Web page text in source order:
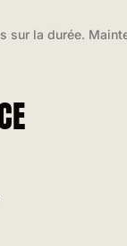
sur la durée.